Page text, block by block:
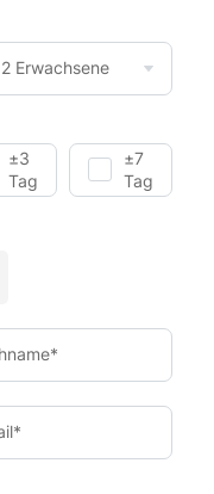
2 Erwachsene
±3
Tage
±7
Tage